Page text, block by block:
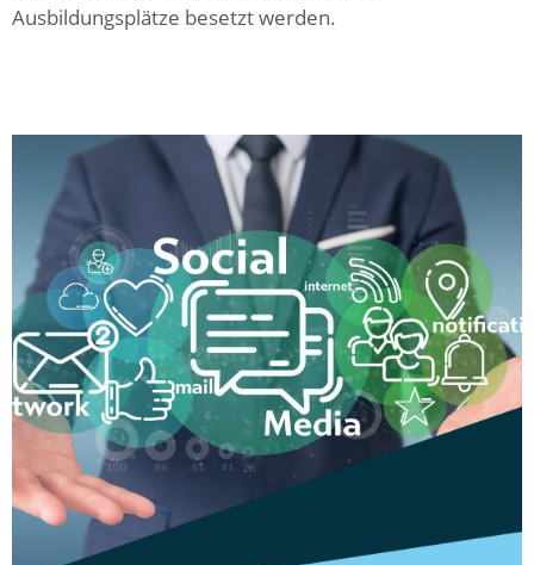
Ausbildungsplätze besetzt werden.